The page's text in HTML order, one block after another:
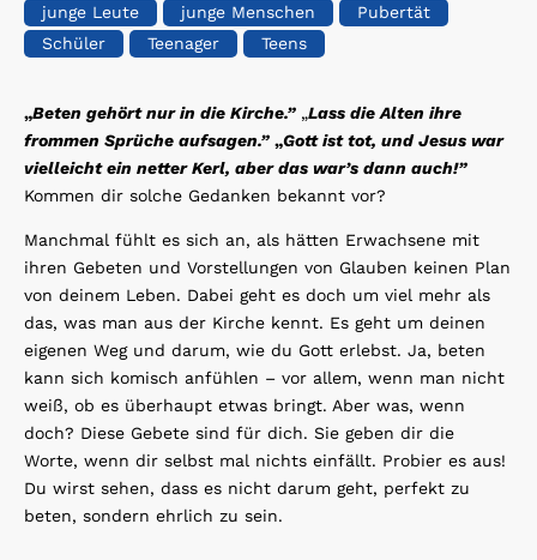
junge Leute
junge Menschen
Pubertät
Schüler
Teenager Teens
„Beten gehört nur in die Kirche.”„Lass die Alten ihre
frommen Sprüche aufsagen.” „Gott ist tot, und Jesus war
vielleicht ein netter Kerl, aber das war’s dann auch!”
Kommen dir solche Gedanken bekannt vor?
Manchmal fühlt es sich an, als hätten Erwachsene mit
ihren Gebeten und Vorstellungen von Glauben keinen Plan
von deinem Leben. Dabei geht es doch um viel mehr als
das, was man aus der Kirche kennt. Es geht um deinen
eigenen Weg und darum, wie du Gott erlebst. Ja, beten
kann sich komisch anfühlen – vor allem, wenn man nicht
weiß, ob es überhaupt etwas bringt. Aber was, wenn
doch? Diese Gebete sind für dich. Sie geben dir die
Worte, wenn dir selbst mal nichts einfällt. Probier es aus!
Du wirst sehen, dass es nicht darum geht, perfekt zu
beten, sondern ehrlich zu sein.